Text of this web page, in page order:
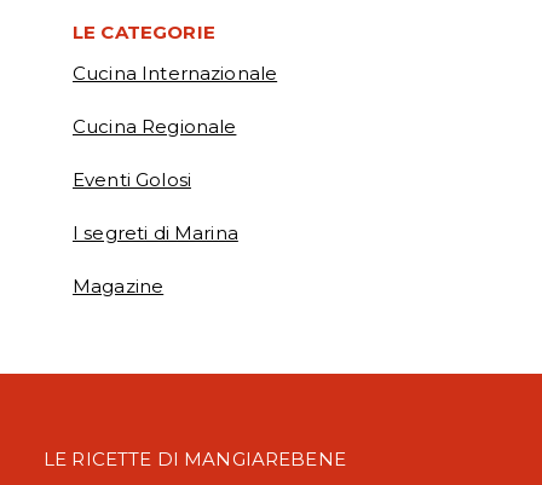
LE CATEGORIE
Cucina Internazionale
Cucina Regionale
Eventi Golosi
I segreti di Marina
Magazine
LE RICETTE DI MANGIAREBENE